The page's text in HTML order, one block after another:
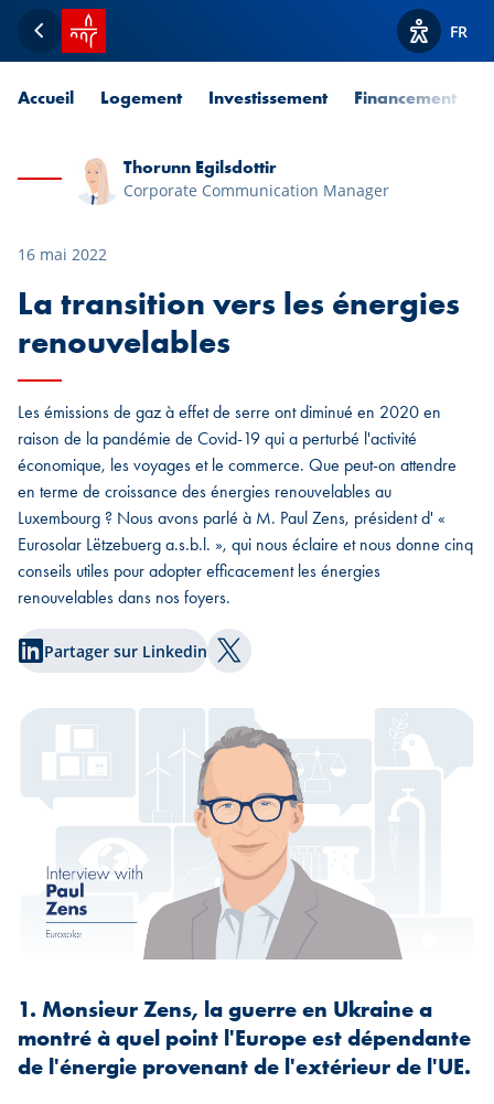
Retour
Accueil SPUERKEESS
Afficher
FR
Accueil Logement Investissement Financement
Thorunn Egilsdottir
Corporate Communication Manager
16 mai 2022
La transition vers les énergies
renouvelables
Les émissions de gaz à effet de serre ont diminué en 2020 en
raison de la pandémie de Covid-19 qui a perturbé l'activité
économique, les voyages et le commerce. Que peut-on attendre
en terme de croissance des énergies renouvelables au
Luxembourg ? Nous avons parlé à M. Paul Zens, président d' «
Eurosolar Lëtzebuerg a.s.b.l. », qui nous éclaire et nous donne cinq
conseils utiles pour adopter efficacement les énergies
renouvelables dans nos foyers.
Partager sur Linkedin Partager sur Twitter
1. Monsieur Zens, la guerre en Ukraine a
montré à quel point l'Europe est dépendante
de l'énergie provenant de l'extérieur de l'UE.